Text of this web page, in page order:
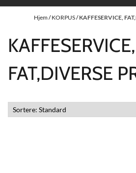
Hjem/KORPUS/KAFFESERVICE,
KAFFESERVICE,
FAT,DIVERSE